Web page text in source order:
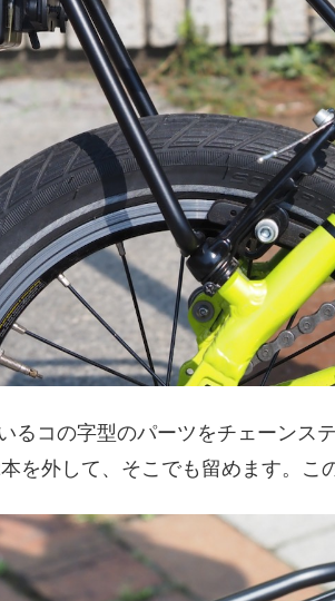
るコの字型のパーツをチェーンス
を外して、そこでも留めます。こ